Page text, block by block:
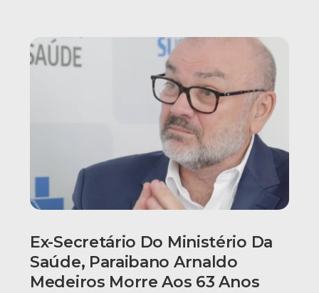
Ex-Secretário Do Ministério Da
Saúde, Paraibano Arnaldo
Medeiros Morre Aos 63 Anos